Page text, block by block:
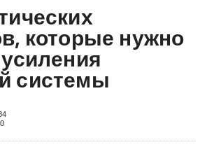
которые нужно
системы